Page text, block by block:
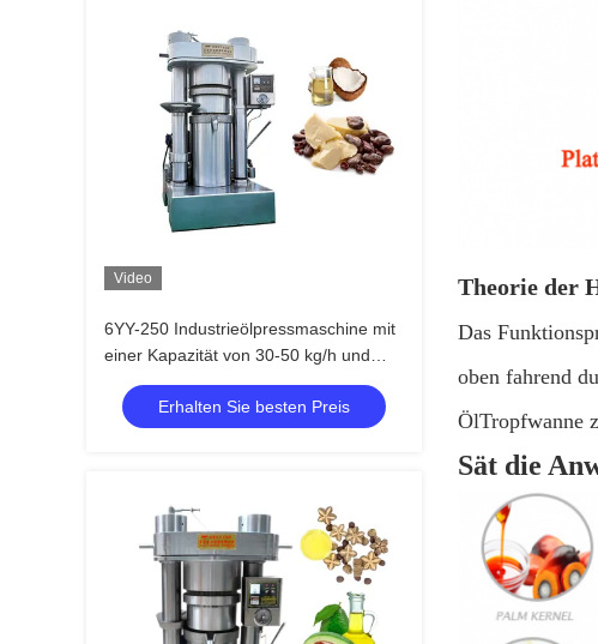
Video
6YY-250 Industrieölpressmaschine mit
einer Kapazität von 30-50 kg/h und
Einphasenspannung / 3 Phasen
Erhalten Sie besten Preis
Theorie der
Das
oben fahrend
ÖlTropfwanne
Sät die